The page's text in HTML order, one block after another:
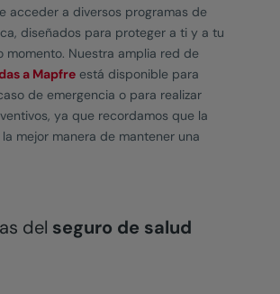
acceder a diversos programas de
, diseñados para proteger a ti y a tu
momento. Nuestra amplia red de
a Mapfreestá disponible para
de emergencia o para realizar
ya que recordamos que la
mejor manera de mantener una
del seguro de salud